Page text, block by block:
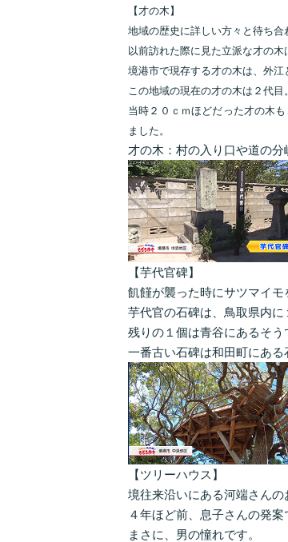
【才の木】
地域の歴史に詳しい方々と待ち合
以前訪れた際に見た立派な才の
境港市で現存する才の木は、外江
この地域の現在の才の木は２代
当時２０ｃｍほどだった才の木
ました。
才の木：村の入り口や道の分
【芋代官碑】
飢饉が襲った時にサツマイモ
芋代官の石碑は、鳥取県内に
残りの１個は青谷にあるそう
一番古い石碑は和田町にある
【ツリーハウス】
境往来沿いにある河端さんの
４年ほど前、息子さんの発
まさに、男の憧れです。